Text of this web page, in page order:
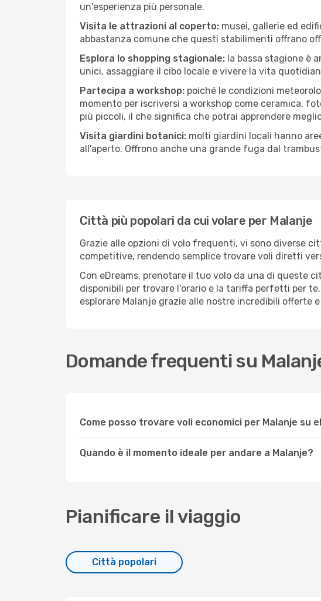
un'esperienza più personale.
Visita le attrazioni al coperto: musei, gallerie ed
abbastanza comune che questi stabilimenti offrano
Esplora lo shopping stagionale: la bassa stagione è
unici, assaggiare il cibo locale e vivere la vita
Partecipa a workshop: poiché le condizioni
momento per iscriversi a workshop come ceramica,
più piccoli, il che significa che potrai apprendere
Visita giardini botanici: molti giardini locali hanno
all'aperto. Offrono anche una grande fuga dal
Città più popolari da cui volare per Malanje
Grazie alle opzioni di volo frequenti, vi sono diverse
competitive, rendendo semplice trovare voli diretti
Con eDreams, prenotare il tuo volo da una di queste
disponibili per trovare l'orario e la tariffa perfetti per
esplorare Malanje grazie alle nostre incredibili offerte
Domande frequenti su
Come posso trovare voli economici per Malanje su
Quando è il momento ideale per andare a Malanje?
Pianificare il viaggio
Città popolari